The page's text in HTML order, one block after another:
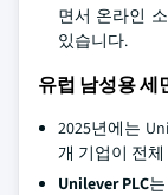
면서 온라인
있습니다.
유럽 남성용 세
2025년에는
개 기업이 전
Unilever PLC